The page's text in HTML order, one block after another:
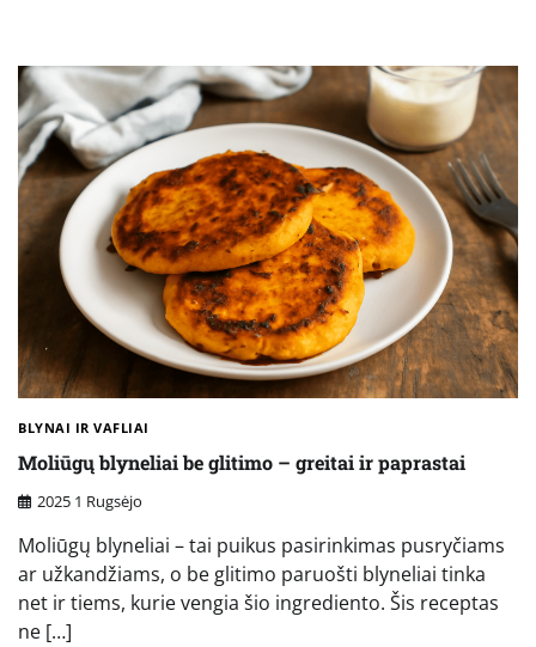
BLYNAI IR VAFLIAI
Moliūgų blyneliai be glitimo – greitai ir paprastai
2025 1 Rugsėjo
Moliūgų blyneliai – tai puikus pasirinkimas pusryčiams
ar užkandžiams, o be glitimo paruošti blyneliai tinka
net ir tiems, kurie vengia šio ingrediento. Šis receptas
ne […]